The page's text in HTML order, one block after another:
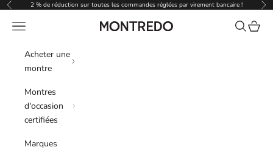
Passer au contenu
Précédent2 % de réduction sur toutes les commandes réglées par virement bancaire !
Montredo
Menu Recherche
Panier
Acheter une
montre
Montres
d'occasion
certifiées
Marques